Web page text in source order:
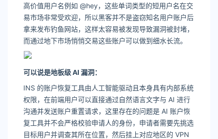
高价值用户名例如 @hey，这些单词类型的短用户名在交
易市场非常受欢迎，所以黑客并不是盗窃知名用户账户后
拿来发布钓鱼网站，这样太容易被发现导致漏洞被封堵，
而通过地下市场悄悄交易这些账户可以做到细水长流。
可以说是地板级 AI 漏洞：
INS 的账户恢复工具由人工智能驱动且本身具有内部系统
权限，在前端用户可以直接通过自然语言文字与 AI 进行
沟通并发送账户重置请求，这里存在的问题是 AI 账户恢
复工具并不会严格校验申请人的身份，申请者需要先挑选
目标用户并调查其所在位置，然后挂上对应地区的 VPN